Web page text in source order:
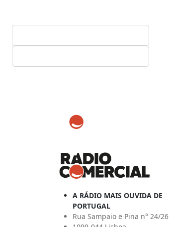
A RÁDIO MAIS OUVIDA DE
PORTUGAL
Rua Sampaio e Pina n° 24/26